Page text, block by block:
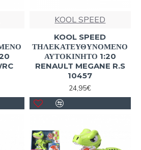
KOOL SPEED
KOOL SPEED
ΤΗΛΕΚΑΤΕΥΘΥΝΟΜΕΝΟ
ΑΥΤΟΚΙΝΗΤΟ 1:20
RENAULT MEGANE R.S
10457
24,95€